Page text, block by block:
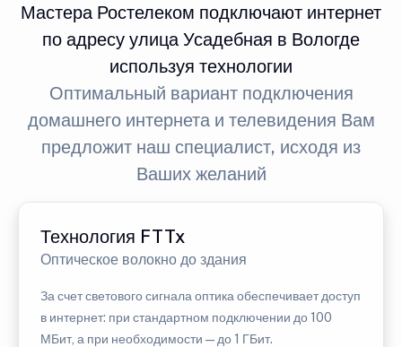
Мастера Ростелеком подключают интернет
по адресу улица Усадебная в Вологде
используя технологии
Оптимальный вариант подключения
домашнего интернета и телевидения Вам
предложит наш специалист, исходя из
Ваших желаний
Технология FTTx
Оптическое волокно до здания
За счет светового сигнала оптика обеспечивает доступ
в интернет: при стандартном подключении до 100
МБит, а при необходимости — до 1 ГБит.